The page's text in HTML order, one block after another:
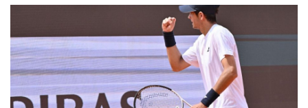
Hibrid broj 1 koji osvaja Evropu, sada po specijalnoj
akcijskoj ceni od 19.990€ do 31.8.